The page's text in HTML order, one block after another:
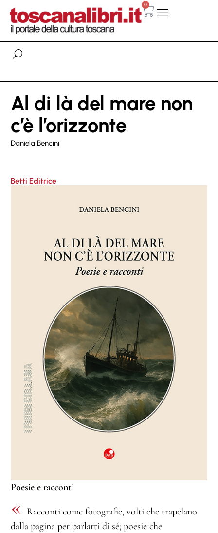
0
Al di là del mare non
c’è l’orizzonte
Daniela Bencini
Betti Editrice
Poesie e racconti
« Racconti come fotografie, volti che trapelano
dalla pagina per parlarti di sé; poesie che